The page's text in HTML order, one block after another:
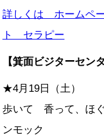
詳しくは ホームペ
ト セラピー
【箕面ビジターセ
★4月19日（土）
歩いて 香って、ほ
ンモック